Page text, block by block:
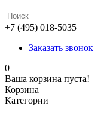
+7 (495) 018-5035
Заказать звонок
0
Ваша корзина пуста!
Корзина
Категории